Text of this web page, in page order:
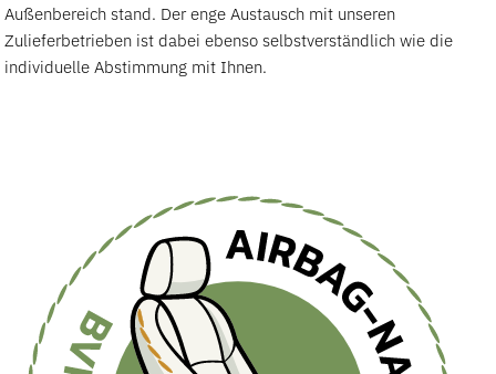
Außenbereich stand. Der enge Austausch mit unseren
Zulieferbetrieben ist dabei ebenso selbstverständlich wie die
individuelle Abstimmung mit Ihnen.